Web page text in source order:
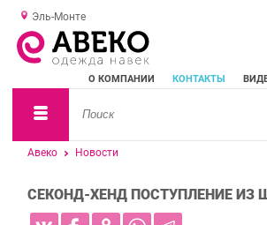
Эль-Монте
О КОМПАНИИ КОНТАКТЫ
Авеко Новости
СЕКОНД-ХЕНД ПОСТУПЛЕНИЕ ИЗ